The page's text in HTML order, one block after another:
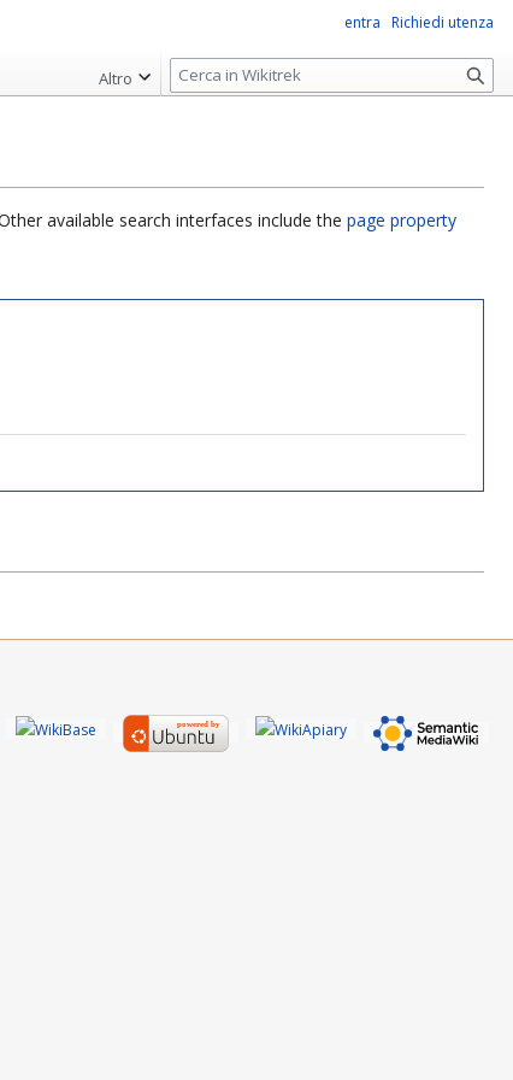
available search interfaces include the page property
entra Richiedi utenza
Altro
R
i
r
c